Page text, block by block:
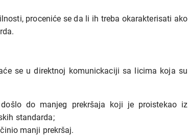
proceniće se da li ih treba okarakterisati ako
se u direktnoj komunickaciji sa licima koja su
do manjeg prekršaja koji je proistekao iz
standarda;
manji prekršaj.